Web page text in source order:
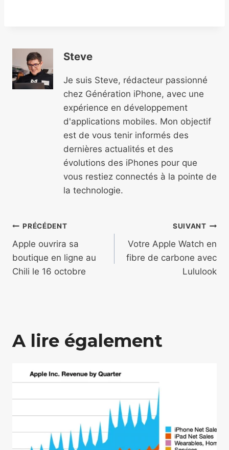
Steve
Je suis Steve, rédacteur passionné
chez Génération iPhone, avec une
expérience en développement
d'applications mobiles. Mon objectif
est de vous tenir informés des
dernières actualités et des
évolutions des iPhones pour que
vous restiez connectés à la pointe de
la technologie.
Navigation
de
l’article
PRÉCÉDENT
Apple ouvrira sa
boutique en ligne au
Chili le 16 octobre
SUIVANT
Votre Apple Watch en
fibre de carbone avec
Lululook
A lire également